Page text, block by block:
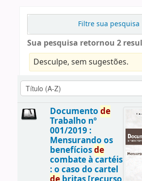
Filtre sua pesquisa
Sua pesquisa retornou 2
Desculpe, sem sugestões.
Documento de
Trabalho nº
001/2019 :
Mensurando os
benefíciosde
combate à cartéis
: o caso do cartel